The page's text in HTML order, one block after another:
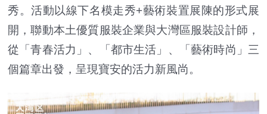
秀。活動以線下名模走秀+藝術裝置展陳的形式展
開，聯動本土優質服裝企業與大灣區服裝設計師，
從「青春活力」、「都市生活」、「藝術時尚」三
個篇章出發，呈現寶安的活力新風尚。